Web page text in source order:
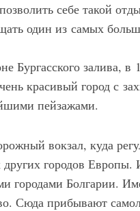
себе такой
один из самых
Бургасского
красивый город с
пейзажами.
вокзал, куда
городов Европы.
городами Болгарии.
Сюда прибывают
фасоны женских
цвета – как